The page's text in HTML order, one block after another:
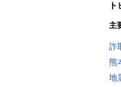
主
詐
熊
地